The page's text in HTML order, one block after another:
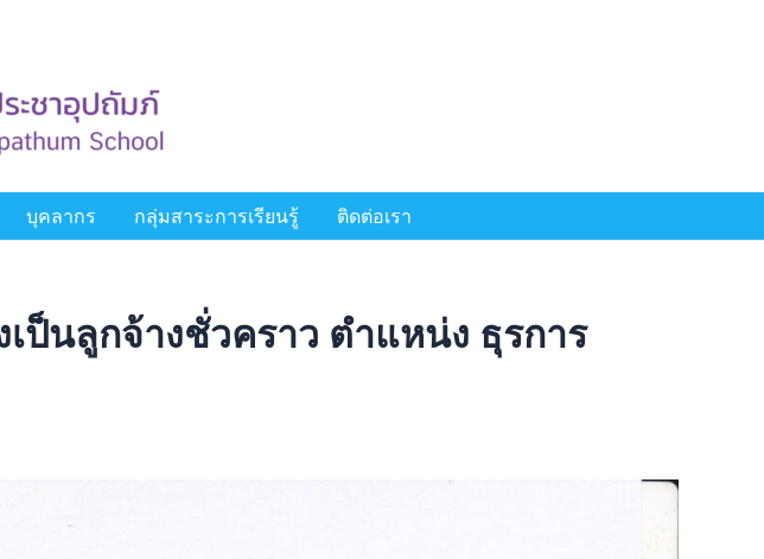
บุคลากร กลุ่มสาระการเรียนรู้ ติดต่อเรา
ป็นลูกจ้างชั่วคราว ตำแหน่ง ธุรการ